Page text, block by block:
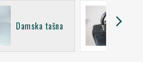
Damska tašna arrow_forward_ios